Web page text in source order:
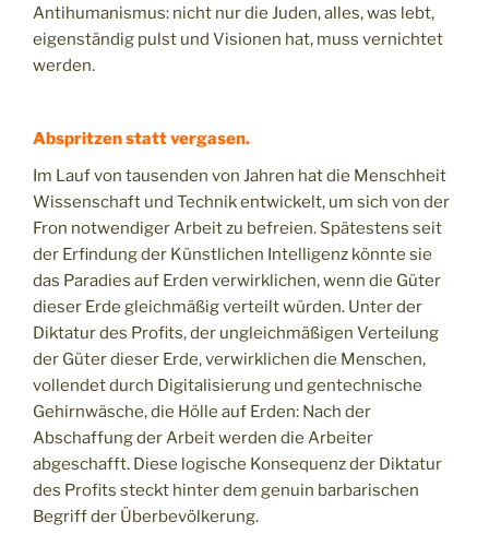
Antihumanismus: nicht nur die Juden, alles, was lebt,
eigenständig pulst und Visionen hat, muss vernichtet
werden.
Abspritzen statt vergasen.
Im Lauf von tausenden von Jahren hat die Menschheit
Wissenschaft und Technik entwickelt, um sich von der
Fron notwendiger Arbeit zu befreien. Spätestens seit
der Erfindung der Künstlichen Intelligenz könnte sie
das Paradies auf Erden verwirklichen, wenn die Güter
dieser Erde gleichmäßig verteilt würden. Unter der
Diktatur des Profits, der ungleichmäßigen Verteilung
der Güter dieser Erde, verwirklichen die Menschen,
vollendet durch Digitalisierung und gentechnische
Gehirnwäsche, die Hölle auf Erden: Nach der
Abschaffung der Arbeit werden die Arbeiter
abgeschafft. Diese logische Konsequenz der Diktatur
des Profits steckt hinter dem genuin barbarischen
Begriff der Überbevölkerung.